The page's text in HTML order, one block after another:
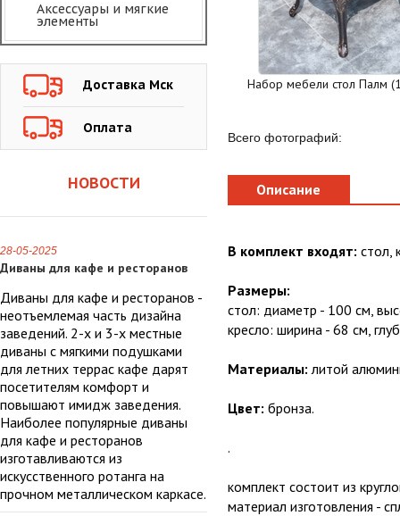
Аксессуары и мягкие
элементы
Доставка Мск
Оплата
НОВОСТИ
28-05-2025
Диваны для кафе и ресторанов
Диваны для кафе и ресторанов -
неотъемлемая часть дизайна
заведений. 2-х и 3-х местные
диваны с мягкими подушками
для летних террас кафе дарят
посетителям комфорт и
повышают имидж заведения.
Наиболее популярные диваны
для кафе и ресторанов
изготавливаются из
искусственного ротанга на
прочном металлическом каркасе.
Набор мебели стол Палм
Всего фотографий:
Описание
В комплект входят: стол,
Размеры:
стол: диаметр - 100 см,
кресло: ширина - 68 см,
Материалы: литой
Цвет: бронза.
.
комплект состоит из
материал изготовления -